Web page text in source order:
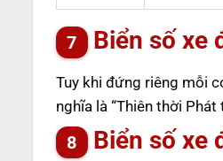
Biển số xe
Tuy khi đứng riêng mỗi
nghĩa là “Thiên thời
Biển số xe